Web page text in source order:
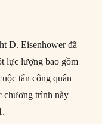
D. Eisenhower đã
lực lượng bao gồm
tấn công quân
chương trình này